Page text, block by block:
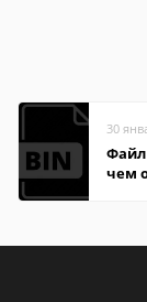
30
Файл
чем